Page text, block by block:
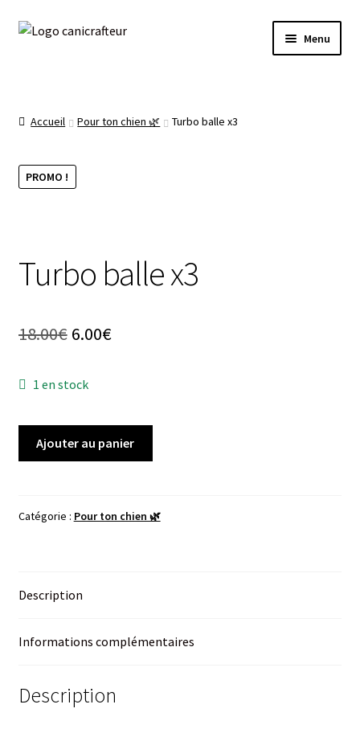
Aller
Aller
Menu
La boutique 🌿
Prêt à expédier ✈️
Accueil Pour ton chien 🌿 Turbo balle x3
PROMO !
Turbo balle x3
18.00€ Le
initial
était :
18.00€.
6.00€Le
est :
6.00€.
1 en stock
x3
Ajouter au panier
Catégorie : Pour ton chien 🌿
Description
Informations complémentaires
Description
Livraison offerte dès 89€ en France métropolitaine